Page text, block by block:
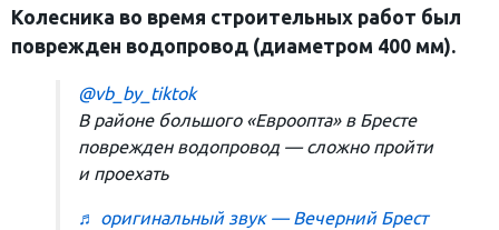
Колесника во время строительных работ был
поврежден водопровод (диаметром 400 мм).
@vb_by_tiktok
В районе большого «Евроопта» в Бресте
поврежден водопровод — сложно пройти
и проехать
♬ оригинальный звук — Вечерний Брест